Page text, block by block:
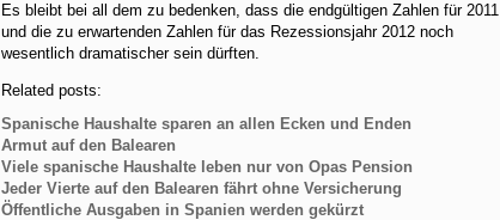
Es bleibt bei all dem zu bedenken, dass die endgültigen Zahlen für 2011
und die zu erwartenden Zahlen für das Rezessionsjahr 2012 noch
wesentlich dramatischer sein dürften.
Related posts:
Spanische Haushalte sparen an allen Ecken und Enden
Armut auf den Balearen
Viele spanische Haushalte leben nur von Opas Pension
Jeder Vierte auf den Balearen fährt ohne Versicherung
Öffentliche Ausgaben in Spanien werden gekürzt